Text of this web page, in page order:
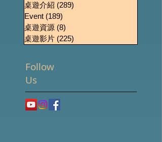
桌遊介紹 (289)
Event (189)
桌遊資源 (8)
桌遊影片 (225)
Follow
Us